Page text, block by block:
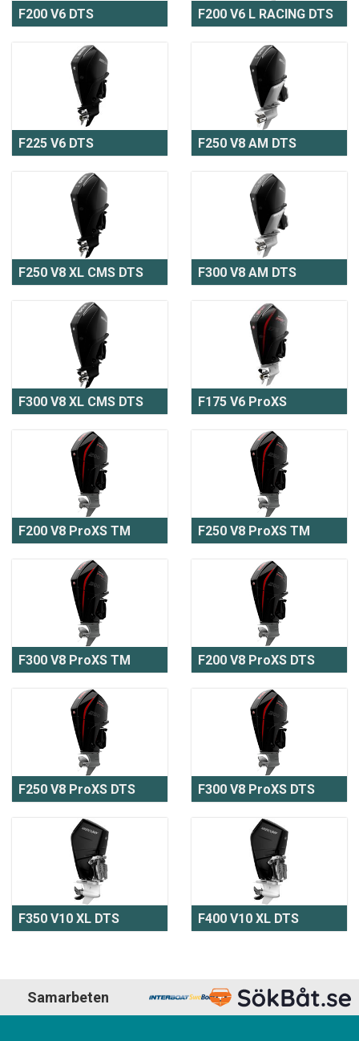
F200 V6 DTS F200 V6 L RACING DTS
F225 V6 DTS F250 V8 AM DTS
F250 V8 XL CMS DTS F300 V8 AM DTS
F300 V8 XL CMS DTS F175 V6 ProXS
F200 V8 ProXS TM F250 V8 ProXS TM
F300 V8 ProXS TM F200 V8 ProXS DTS
F250 V8 ProXS DTS F300 V8 ProXS DTS
F350 V10 XL DTS F400 V10 XL DTS
Samarbeten